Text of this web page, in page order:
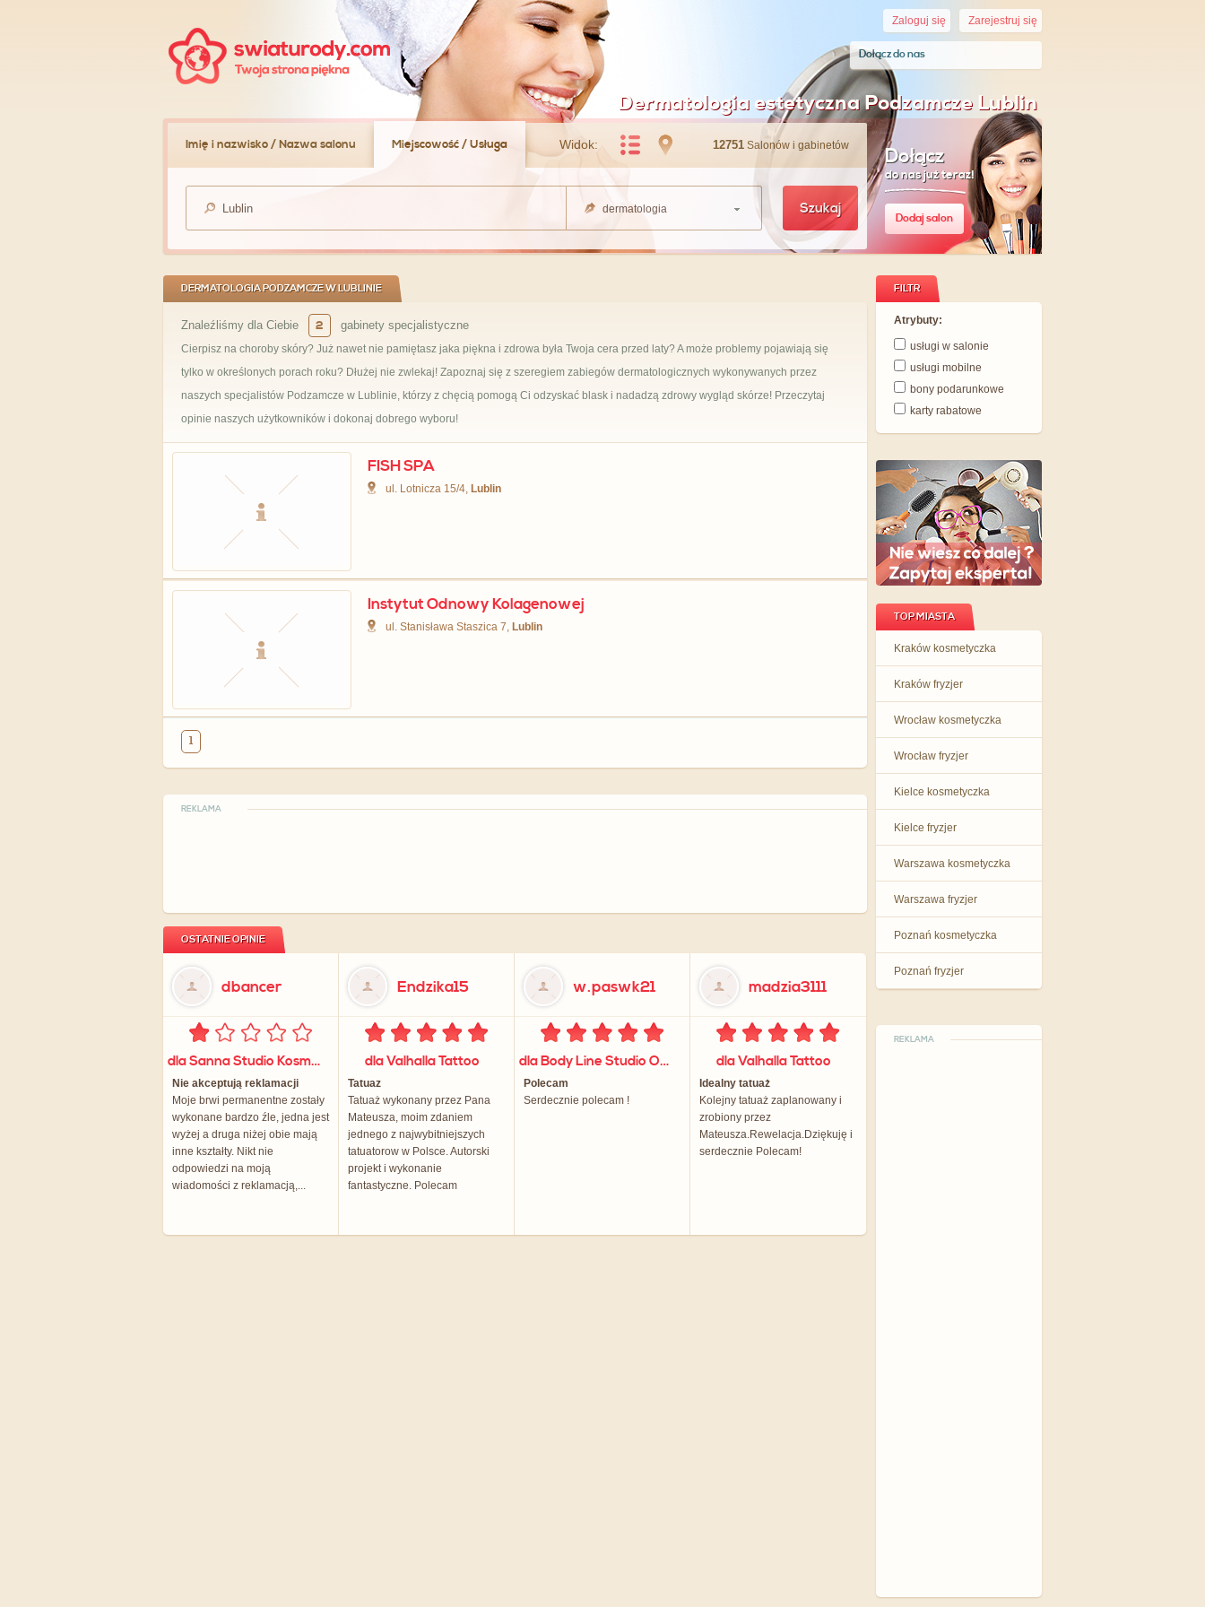
Zarejestruj się
Zaloguj się
Dołącz do nas
Dermatologia estetyczna Podzamcze Lublin
Imię i nazwisko / Nazwa salonu Miejscowość / Usługa 12751 Salonów i gabinetów
Widok:
dermatologia Szukaj
Dołącz
do nas już teraz!
Dodaj salon
DERMATOLOGIA PODZAMCZE W LUBLINIE
Znaleźliśmy dla Ciebie 2 gabinety specjalistyczne
Cierpisz na choroby skóry? Już nawet nie pamiętasz jaka piękna i zdrowa była Twoja cera przed laty? A może problemy pojawiają się
tylko w określonych porach roku? Dłużej nie zwlekaj! Zapoznaj się z szeregiem zabiegów dermatologicznych wykonywanych przez
naszych specjalistów Podzamcze w Lublinie, którzy z chęcią pomogą Ci odzyskać blask i nadadzą zdrowy wygląd skórze! Przeczytaj
opinie naszych użytkowników i dokonaj dobrego wyboru!
FISH SPA
ul. Lotnicza 15/4, Lublin
Instytut Odnowy Kolagenowej
ul. Stanisława Staszica 7, Lublin
1
FILTR
Atrybuty:
usługi w salonie
usługi mobilne
bony podarunkowe
karty rabatowe
TOP MIASTA
Kraków kosmetyczka
Kraków fryzjer
Wrocław kosmetyczka
Wrocław fryzjer
Kielce kosmetyczka
Kielce fryzjer
Warszawa kosmetyczka
Warszawa fryzjer
Poznań kosmetyczka
Poznań fryzjer
REKLAMA
REKLAMA
OSTATNIE OPINIE
dbancer
dla Sanna Studio Kosmetyczne
Nie akceptują reklamacji
Moje brwi permanentne zostały
wykonane bardzo źle, jedna jest
wyżej a druga niżej obie mają
inne kształty. Nikt nie
odpowiedzi na moją
wiadomości z reklamacją,...
Endzika15
dla Valhalla Tattoo
Tatuaz
Tatuaż wykonany przez Pana
Mateusza, moim zdaniem
jednego z najwybitniejszych
tatuatorow w Polsce. Autorski
projekt i wykonanie
fantastyczne. Polecam
w.paswk21
dla Body Line Studio Odchudzania Emilia Mituła
Polecam
Serdecznie polecam !
madzia3111
dla Valhalla Tattoo
Idealny tatuaż
Kolejny tatuaż zaplanowany i
zrobiony przez
Mateusza.Rewelacja.Dziękuję i
serdecznie Polecam!